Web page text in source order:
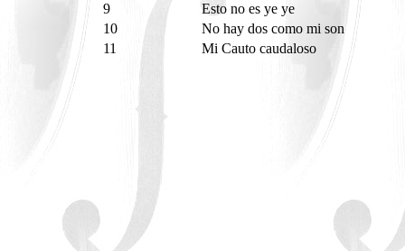
9
Esto no es ye ye
10
No hay dos como mi son
11
Mi Cauto caudaloso